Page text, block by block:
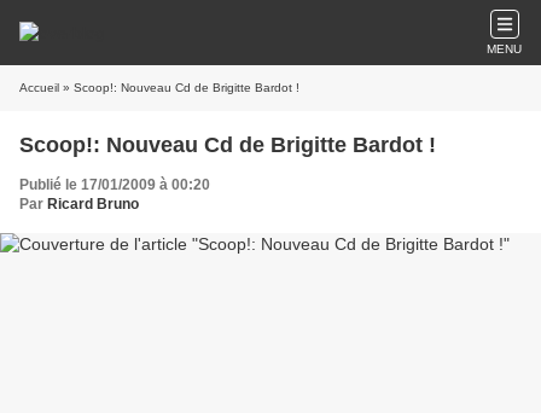
MENU
Accueil » Scoop!: Nouveau Cd de Brigitte Bardot !
Scoop!: Nouveau Cd de Brigitte Bardot !
Publié le 17/01/2009 à 00:20
Par Ricard Bruno